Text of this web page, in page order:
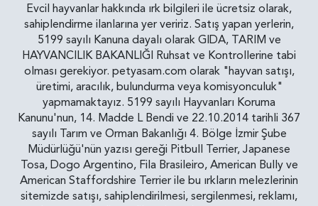
Evcil hayvanlar hakkında ırk bilgileri ile ücretsiz olarak,
sahiplendirme ilanlarına yer veririz. Satış yapan yerlerin,
5199 sayılı Kanuna dayalı olarak GIDA, TARIM ve
HAYVANCILIK BAKANLIĞI Ruhsat ve Kontrollerine tabi
olması gerekiyor. petyasam.com olarak "hayvan satışı,
üretimi, aracılık, bulundurma veya komisyonculuk"
yapmamaktayız. 5199 sayılı Hayvanları Koruma
Kanunu'nun, 14. Madde L Bendi ve 22.10.2014 tarihli 367
sayılı Tarım ve Orman Bakanlığı 4. Bölge İzmir Şube
Müdürlüğü'nün yazısı gereği Pitbull Terrier, Japanese
Tosa, Dogo Argentino, Fila Brasileiro, American Bully ve
American Staffordshire Terrier ile bu ırkların melezlerinin
sitemizde satışı, sahiplendirilmesi, sergilenmesi, reklamı,